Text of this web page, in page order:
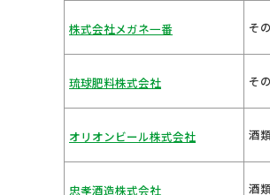
株式会社メガネ一番 そ
琉球肥料株式会社 そ
オリオンビール株式会社 酒
忠孝酒造株式会社 酒